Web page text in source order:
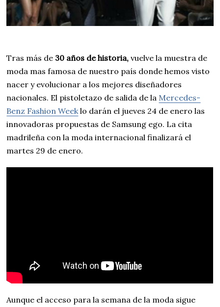
Tras más de 30 años de historia, vuelve la muestra de
moda mas famosa de nuestro país donde hemos visto
nacer y evolucionar a los mejores diseñadores
nacionales. El pistoletazo de salida de la Mercedes-
Benz Fashion Week lo darán el jueves 24 de enero las
innovadoras propuestas de Samsung ego. La cita
madrileña con la moda internacional finalizará el
martes 29 de enero.
Aunque el acceso para la semana de la moda sigue